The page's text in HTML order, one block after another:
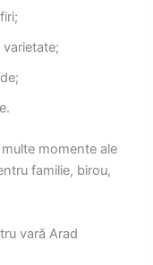
momente ale
familie, birou,
vară Arad